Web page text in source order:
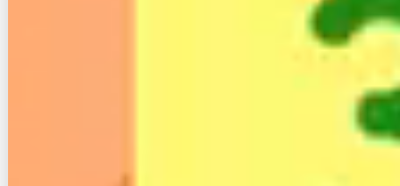
無料インターネット相談窓口「ネット回線コンシェル
筆者も利用したことがある窓口ですのでぜひご利用く